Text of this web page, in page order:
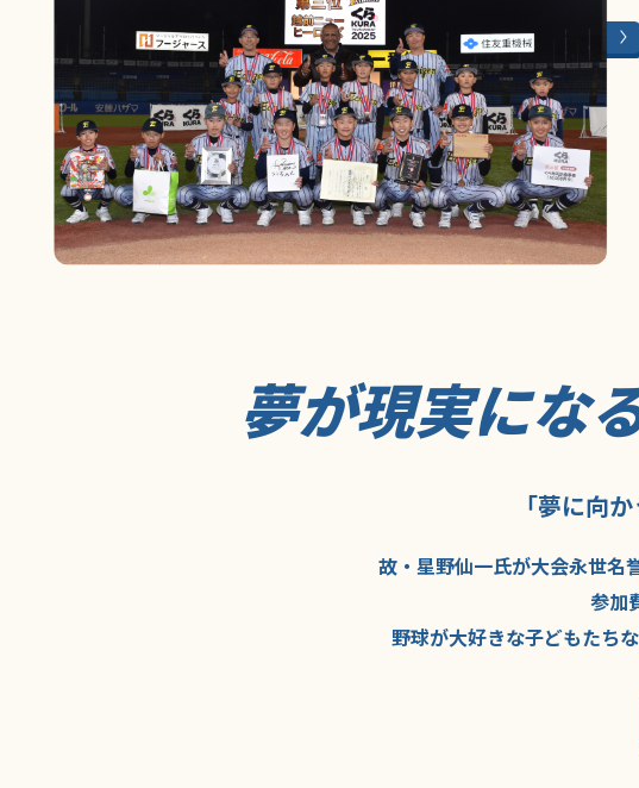
大会ページはこちら
夢が現実にな
「夢に向
故・星野仙一氏が大会永世名
参加
野球が大好きな子どもたち